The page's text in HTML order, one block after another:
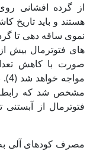
از گرده افشانی
هستند و باید
صورت با کاهش
مشخص شد که رابطه
فتوترمال از